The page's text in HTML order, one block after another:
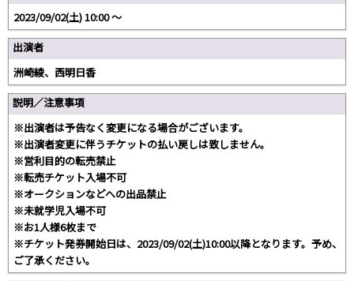
2023/09/02(土) 10:00 〜
出演者
洲崎綾、西明日香
説明／注意事項
※出演者は予告なく変更になる場合がございます。
※出演者変更に伴うチケットの払い戻しは致しません。
※営利目的の転売禁止
※転売チケット入場不可
※オークションなどへの出品禁止
※未就学児入場不可
※お1人様6枚まで
※チケット発券開始日は、2023/09/02(土)10:00以降となります。予め、
ご了承ください。